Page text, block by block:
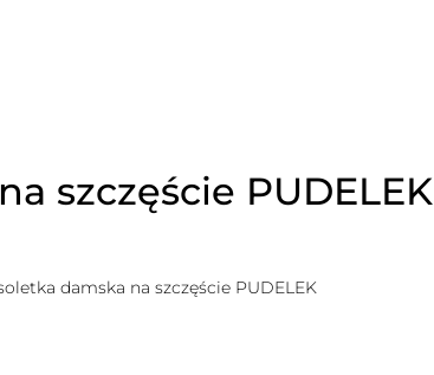
szczęście PUDELEK
damska na szczęście PUDELEK